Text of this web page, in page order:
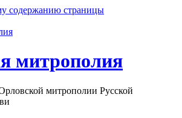
содержанию страницы
митрополия
митрополии Русской